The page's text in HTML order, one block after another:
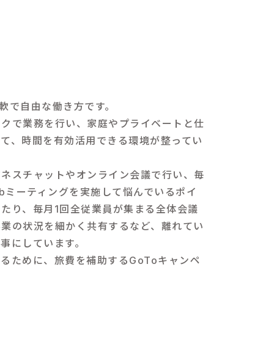
自由な働き方です。
で業務を行い、家庭やプライベートと仕
、時間を有効活用できる環境が整ってい
スチャットやオンライン会議で行い、毎
ーティングを実施して悩んでいるポイ
り、毎月1回全従業員が集まる全体会議
の状況を細かく共有するなど、離れてい
にしています。
ために、旅費を補助するGoToキャンペ